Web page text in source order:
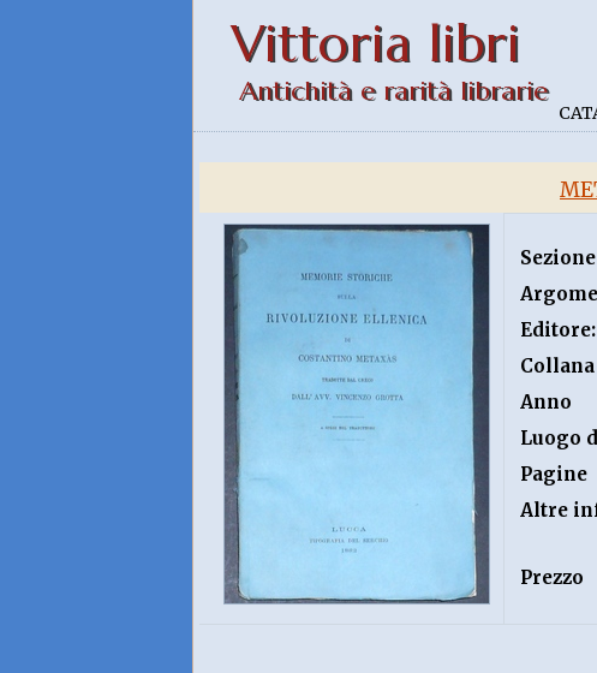
Vittoria libri
Antichità e rarità librarie
Sezione
Editore:
Collana
Anno
Luogo
Pagine
Altre
Prezzo